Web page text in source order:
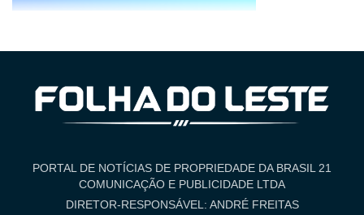
PORTAL DE NOTÍCIAS DE PROPRIEDADE DA BRASIL 21
COMUNICAÇÃO E PUBLICIDADE LTDA
DIRETOR-RESPONSÁVEL: ANDRÉ FREITAS